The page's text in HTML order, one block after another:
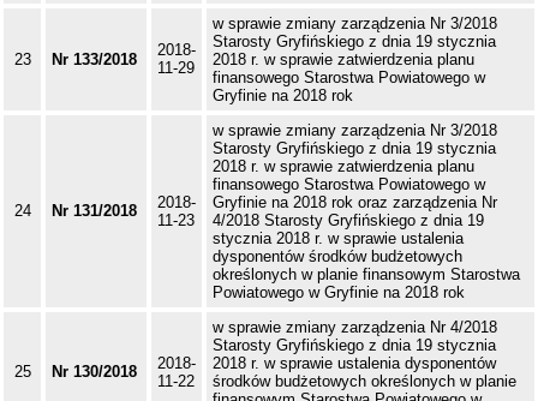
23 Nr 133/2018
2018-
11-29
w sprawie zmiany zarządzenia Nr 3/2018
Starosty Gryfińskiego z dnia 19 stycznia
2018 r. w sprawie zatwierdzenia planu
finansowego Starostwa Powiatowego w
Gryfinie na 2018 rok
24 Nr 131/2018
2018-
11-23
w sprawie zmiany zarządzenia Nr 3/2018
Starosty Gryfińskiego z dnia 19 stycznia
2018 r. w sprawie zatwierdzenia planu
finansowego Starostwa Powiatowego w
Gryfinie na 2018 rok oraz zarządzenia Nr
4/2018 Starosty Gryfińskiego z dnia 19
stycznia 2018 r. w sprawie ustalenia
dysponentów środków budżetowych
określonych w planie finansowym Starostwa
Powiatowego w Gryfinie na 2018 rok
25 Nr 130/2018
2018-
11-22
w sprawie zmiany zarządzenia Nr 4/2018
Starosty Gryfińskiego z dnia 19 stycznia
2018 r. w sprawie ustalenia dysponentów
środków budżetowych określonych w planie